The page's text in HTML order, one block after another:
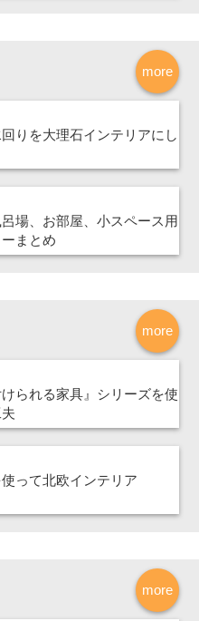
more
りを大理石インテリアにし
場、お部屋、小スペース用
まとめ
more
られる家具』シリーズを使
って北欧インテリア
more